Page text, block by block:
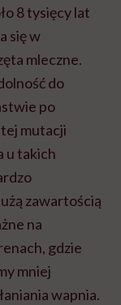
8 tysięcy lat
się w
mleczne.
do
po
mutacji
u takich
zawartością
na
gdzie
mniej
wapnia.